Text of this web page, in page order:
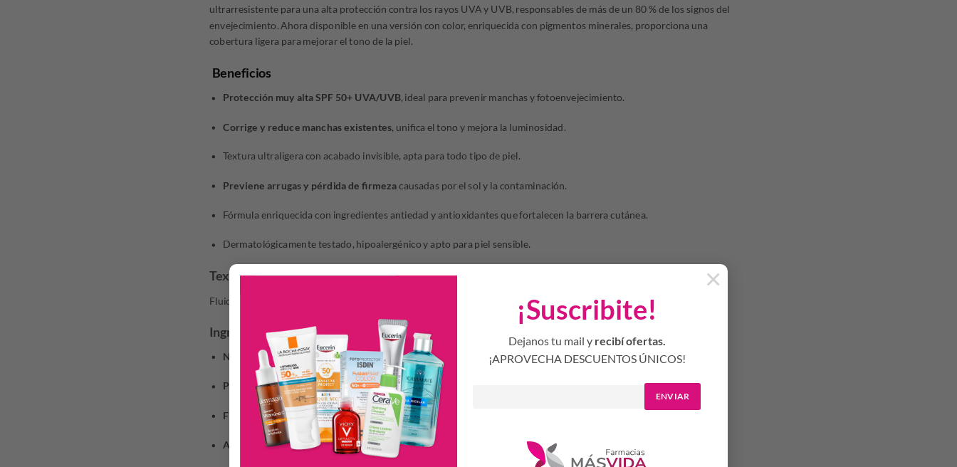
¡Suscribite!
Dejanos tu mail y recibí ofertas.
¡APROVECHA DESCUENTOS ÚNICOS!
ENVIAR
×
ultrarresistente para una alta protección contra los rayos UVA y UVB, responsables de más de un 80 % de los signos del
envejecimiento. Ahora disponible en una versión con color, enriquecida con pigmentos minerales, proporciona una
cobertura ligera para mejorar el tono de la piel.
Beneficios
Protección muy alta SPF 50+ UVA/UVB, ideal para prevenir manchas y fotoenvejecimiento.
Corrige y reduce manchas existentes, unifica el tono y mejora la luminosidad.
Textura ultraligera con acabado invisible, apta para todo tipo de piel.
Previene arrugas y pérdida de firmezacausadas por el sol y la contaminación.
Fórmula enriquecida con ingredientes antiedad y antioxidantes que fortalecen la barrera cutánea.
Dermatológicamente testado, hipoalergénico y apto para piel sensible.
Textura
Fluido ultraligero y de rápida absorción. Acabado invisible, sin residuo blanco ni sensación grasa.
Ingredientes
Niacinamida (Vitamina B3)→ ayuda a reducir manchas e iluminar el tono.
Péptidos y Ácido Hialurónico→ mejoran firmeza, elasticidad e hidratación.
Filtros solares de amplio espectro UVA/UVB SPF 50+
Agua Volcánica de Vichy→ fortalece la barrera cutánea y calma la piel.